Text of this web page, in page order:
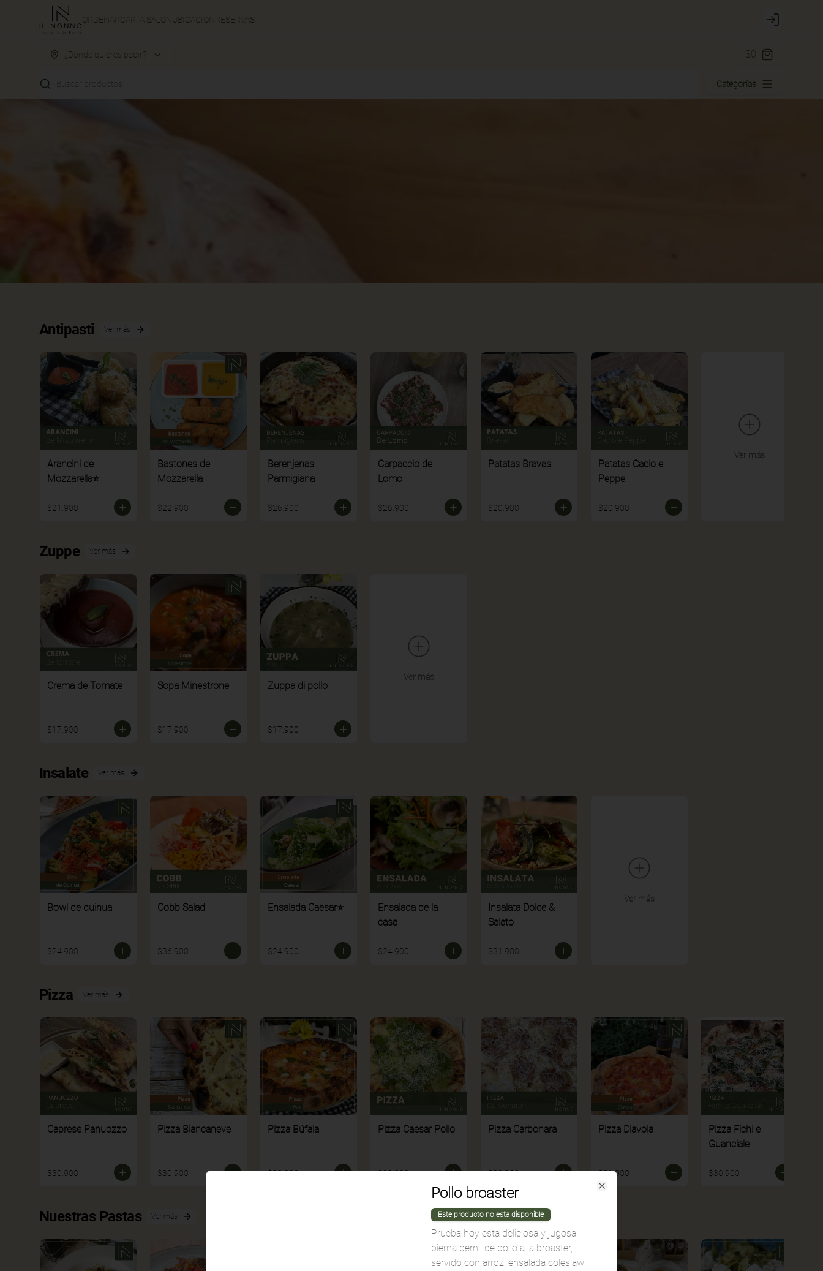
ORDENAR CARTA SALÓN UBICACIÓN RESERVAS
Login
¿Dónde quieres pedir? $0
Buscar productos Categorías
Antipasti Ver más
Arancini de
Mozzarella⭐
$21.900
Bastones de
Mozzarella
$22.900
Berenjenas
Parmigiana
$26.900
Carpaccio de
Lomo
$26.900
Patatas Bravas
$20.900
Patatas Cacio e
Peppe
$20.900
Ver más
Zuppe Ver más
Crema de Tomate
$17.900
Sopa Minestrone
$17.900
Zuppa di pollo
$17.900
Ver más
Insalate Ver más
Bowl de quinua
$24.900
Cobb Salad
$36.900
Ensalada Caesar⭐
$24.900
Ensalada de la
casa
$24.900
Insalata Dolce &
Salato
$31.900
Ver más
Pizza Ver más
Caprese Panuozzo
$30.900
Pizza Biancaneve
$30.900
Pizza Búfala
$33.900
Pizza Caesar Pollo
$32.900
Pizza Carbonara
$30.900
Pizza Diavola
$31.900
Pizza Fichi e
Guanciale
$30.900
Nuestras Pastas Ver más
Pollo broaster
Este producto no esta disponible
Prueba hoy esta deliciosa y jugosa
pierna pernil de pollo a la broaster,
servido con arroz, ensalada coleslaw